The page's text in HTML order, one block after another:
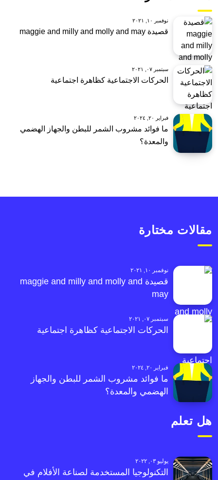
نوفمبر ١٠, ٢٠٢١
قصيدة maggie and milly and molly and may
سبتمبر ٠٧, ٢٠٢١
الحركات الاجتماعية كظاهرة اجتماعية
فبراير ٢٠, ٢٠٢٤
ما فوائد مشروب الشمر للبطن والجهاز الهضمي
والمعدة؟
مقالات مختارة
نوفمبر ١٠, ٢٠٢١
قصيدة maggie and milly and molly and
may
سبتمبر ٠٧, ٢٠٢١
الحركات الاجتماعية كظاهرة اجتماعية
فبراير ٢٠, ٢٠٢٤
ما فوائد مشروب الشمر للبطن والجهاز
الهضمي والمعدة؟
هل تعلم
يوليو ٠٣, ٢٠٢٢
التكنولوجيا المستخدمة لصناعة الأفلام في